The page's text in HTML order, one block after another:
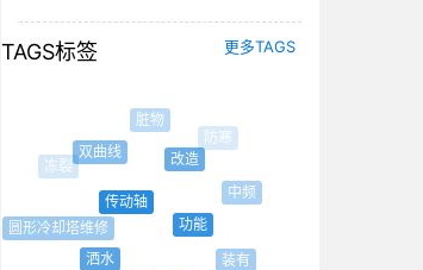
TAGS标签 更多TAGS
圆形冷却塔维修
洒水
传动轴
双曲线
功能
改造
脏物
装有
中频
防寒
冷冻